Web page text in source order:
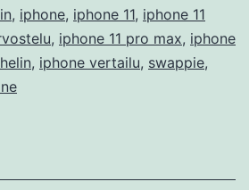
, iphone, iphone 11, iphone 11
, iphone 11 pro max, iphone
, iphone vertailu, swappie,